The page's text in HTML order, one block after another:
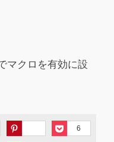
マクロを有効に設
6